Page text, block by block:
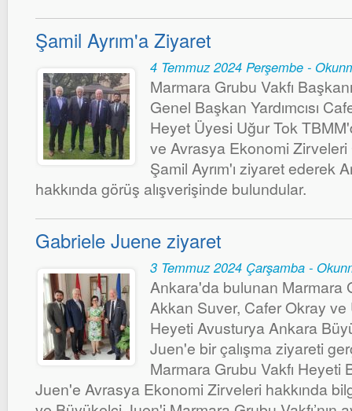
Şamil Ayrım'a Ziyaret
4 Temmuz 2024 Perşembe -
Marmara Grubu Vakfı
Genel Başkan Yardımcısı
Heyet Üyesi Uğur Tok
ve Avrasya Ekonomi
Şamil Ayrım'ı ziyaret ederek
hakkında görüş alışverişinde bulundular.
Gabriele Juene ziyaret
3 Temmuz 2024 Çarşamba -
Ankara'da bulunan Marmara
Akkan Suver, Cafer Okray
Heyeti Avusturya Ankara
Juen'e bir çalışma ziyareti
Marmara Grubu Vakfı Heyeti
Juen'e Avrasya Ekonomi Zirveleri hakkında